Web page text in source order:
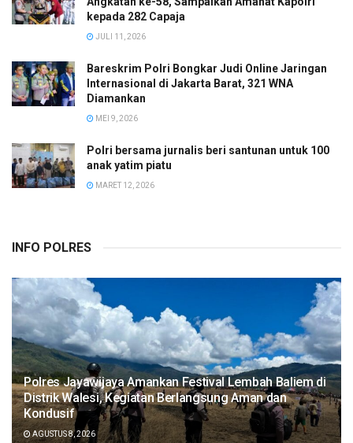
kepada 282 Capaja
JULI 11, 2026
Bareskrim Polri Bongkar Judi Online Jaringan
Internasional di Jakarta Barat, 321 WNA
Diamankan
MEI 9, 2026
Polri bersama jurnalis beri santunan untuk 100
anak yatim piatu
MARET 12, 2026
INFO POLRES
Polres Jayawijaya Amankan Festival Lembah Baliem di
Distrik Walesi, Kegiatan Berlangsung Aman dan
Kondusif
AGUSTUS 8, 2026